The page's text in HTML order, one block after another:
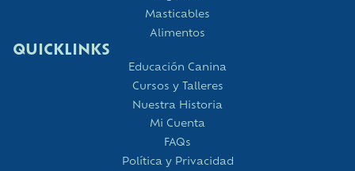
Masticables
Alimentos
QUICKLINKS
Educación Canina
Cursos y Talleres
Nuestra Historia
Mi Cuenta
FAQs
Política y Privacidad